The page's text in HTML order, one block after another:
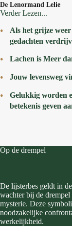
De Lenormand Lelie
Verder Lezen...
Als het grijze
gedachten
Lachen is Meer
Jouw levensweg
Gelukkig worden
betekenis geven
Op de drempel
De lijsterbes geldt in
wachter bij de
mysterie. Deze
noodzakelijke
werkelijkheid.